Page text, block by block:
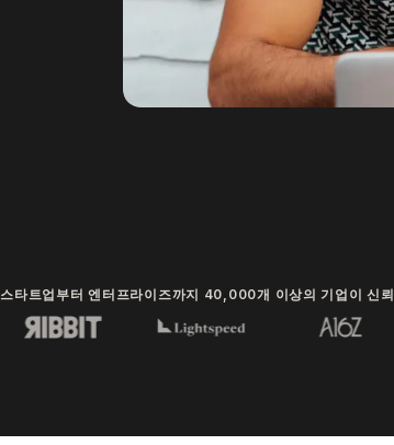
스타트업부터 엔터프라이즈까지 40,000개 이상의 기업이 신뢰